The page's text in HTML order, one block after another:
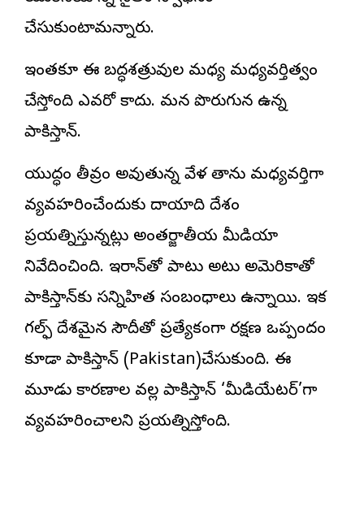
చేసుకుంటామన్నారు.
ఇంతకూ ఈ బద్ధశత్రువుల మధ్య మధ్యవర్తిత్వం
చేస్తోంది ఎవరో కాదు. మన పొరుగున ఉన్న
పాకిస్తాన్.
యుద్ధం తీవ్రం అవుతున్న వేళ తాను మధ్యవర్తిగా
వ్యవహరించేందుకు దాయాది దేశం
ప్రయత్నిస్తున్నట్లు అంతర్జాతీయ మీడియా
నివేదించింది. ఇరాన్‌తో పాటు అటు అమెరికాతో
పాకిస్తాన్‌కు సన్నిహిత సంబంధాలు ఉన్నాయి. ఇక
గల్ఫ్ దేశమైన సౌదీతో ప్రత్యేకంగా రక్షణ ఒప్పందం
కూడా పాకిస్తాన్ (Pakistan)చేసుకుంది. ఈ
మూడు కారణాల వల్ల పాకిస్తాన్ ‘మీడియేటర్’గా
వ్యవహరించాలని ప్రయత్నిస్తోంది.